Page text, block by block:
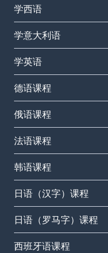
学西语
学意大利语
学英语
德语课程
俄语课程
法语课程
韩语课程
日语（汉字）课程
日语（罗马字）课程
西班牙语课程